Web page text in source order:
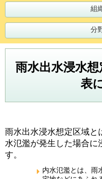
組
分
雨水出水浸水
表
雨水出水浸水想定区域と
水氾濫が発生した場合に
す。
内水氾濫とは、雨